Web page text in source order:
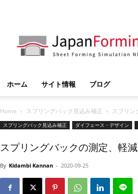
ホーム サイト情報 ブログ
Home スプリングバック見込み補正 スプリン
スプリングバック見込み補正 ダイフェース・デザイン
スプリングバックの測定、軽
By Kidambi Kannan - 2020-09-25